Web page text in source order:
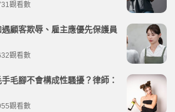
觀看數
遇顧客欺辱、雇主應優先保護員
觀看數
毛腳不會構成性騷擾？律師：
觀看數